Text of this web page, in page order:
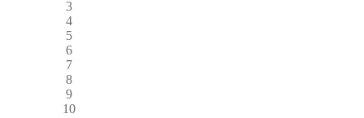
3
4
5
6
7
8
9
10